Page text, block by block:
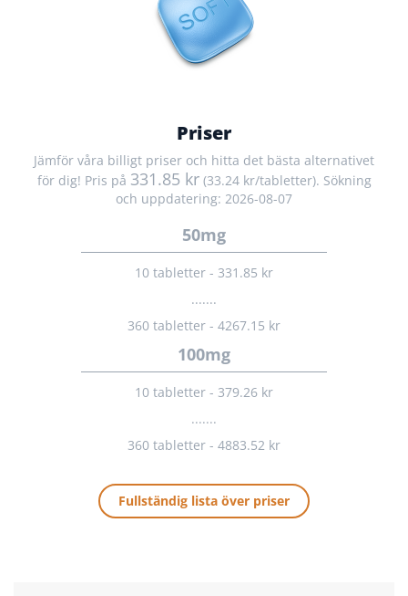
Priser
Jämför våra billigt priser och hitta det bästa alternativet
för dig! Pris på 331.85 kr(33.24 kr/tabletter). Sökning
och uppdatering: 2026-08-07
50mg
10 tabletter - 331.85 kr
.......
360 tabletter - 4267.15 kr
100mg
10 tabletter - 379.26 kr
.......
360 tabletter - 4883.52 kr
Fullständig lista över priser